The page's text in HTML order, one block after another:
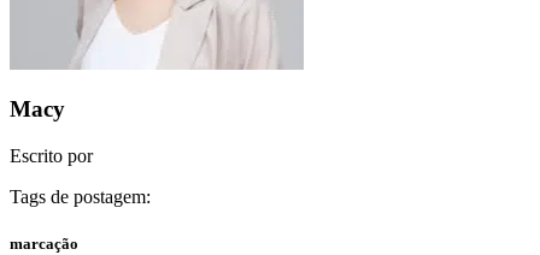
Macy
Escrito por
Tags de postagem:
marcação